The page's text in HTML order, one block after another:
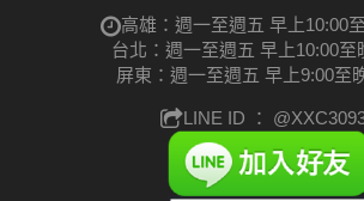
高雄：週一至週五 早上10:00
台北：週一至週五 早上10:00至
屏東：週一至週五 早上9:00至
LINE ID ：